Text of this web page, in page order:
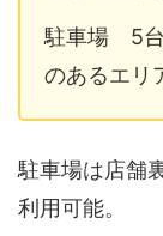
駐車場 5台
のあるエリ
駐車場は店舗
利用可能。